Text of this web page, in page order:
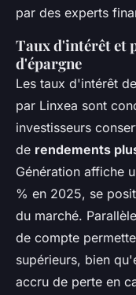
par des experts
Taux d'intérêt et
d'épargne
Les taux d'intérêt
par Linxea sont
investisseurs
de rendements
Génération affiche
% en 2025, se
du marché.
de compte
supérieurs, bien
accru de perte en